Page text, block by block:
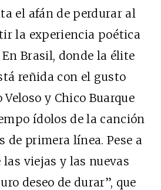
el afán de perdurar al
la experiencia poética
Brasil, donde la élite
reñida con el gusto
y Chico Buarque
ídolos de la canción
de primera línea. Pese a
viejas y las nuevas
deseo de durar”, que